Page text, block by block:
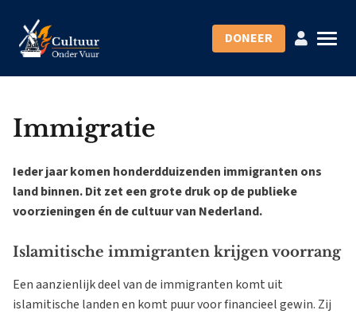
DONEER
Immigratie
Ieder jaar komen honderdduizenden immigranten ons
land binnen. Dit zet een grote druk op de publieke
voorzieningen én de cultuur van Nederland.
Islamitische immigranten krijgen voorrang
Een aanzienlijk deel van de immigranten komt uit
islamitische landen en komt puur voor financieel gewin. Zij